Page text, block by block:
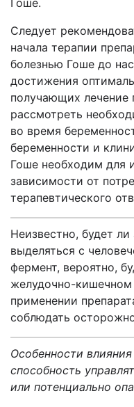
Гоше.
Следует
начала терапии
болезнью Гоше до
достижения
получающих
рассмотреть
во время
беременности и
Гоше необходим для
зависимости от
терапевтического
Неизвестно, будет
выделяться с
фермент, вероятно,
желудочно-кишечном
применении
соблюдать
Особенности
способность
или потенциально